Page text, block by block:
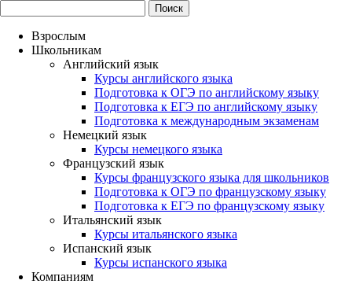
Взрослым
Школьникам
Английский язык
Курсы английского языка
Подготовка к ОГЭ по английскому языку
Подготовка к ЕГЭ по английскому языку
Подготовка к международным экзаменам
Немецкий язык
Курсы немецкого языка
Французский язык
Курсы французского языка для школьников
Подготовка к ОГЭ по французскому языку
Подготовка к ЕГЭ по французскому языку
Итальянский язык
Курсы итальянского языка
Испанский язык
Курсы испанского языка
Компаниям